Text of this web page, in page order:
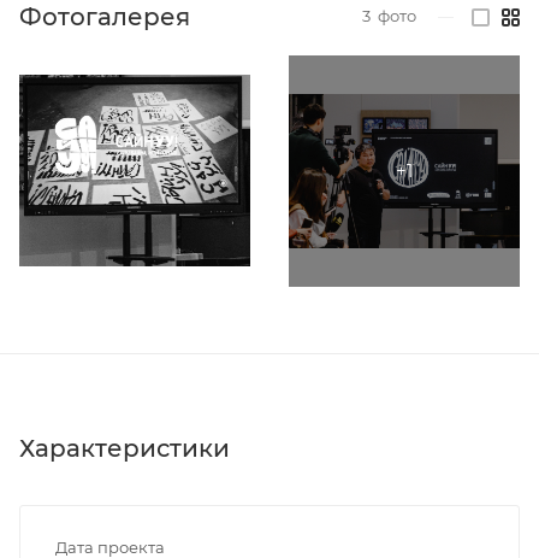
Фотогалерея 3 фото
Характеристики
Дата проекта